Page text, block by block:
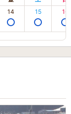
14 15 16